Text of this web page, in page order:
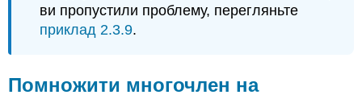
ви пропустили проблему, перегляньте
приклад 2.3.9.
Помножити многочлен на